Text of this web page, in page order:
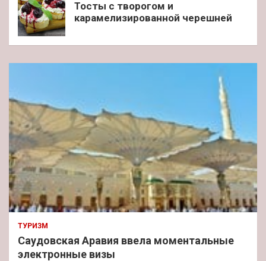
Тосты с творогом и
карамелизированной черешней
ТУРИЗМ
Саудовская Аравия ввела моментальные
электронные визы